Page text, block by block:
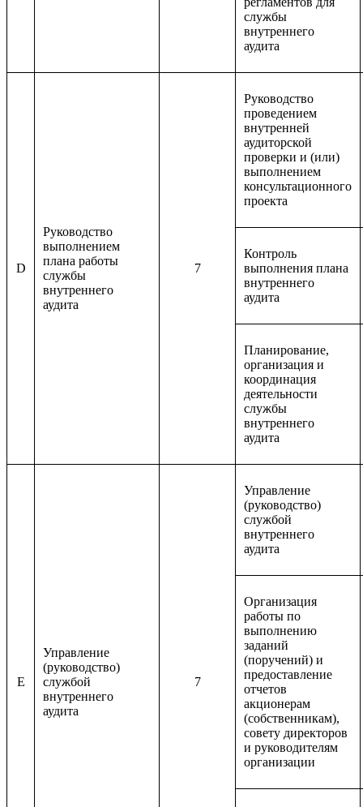
службы
внутреннего
аудита
D
Руководство
выполнением
плана работы
службы
внутреннего
аудита
7
Руководство
проведением
внутренней
аудиторской
проверки и (или)
выполнением
консультационного
проекта
Контроль
выполнения плана
внутреннего
аудита
Планирование,
организация и
координация
деятельности
службы
внутреннего
аудита
E
Управление
(руководство)
службой
внутреннего
аудита
7
Управление
(руководство)
службой
внутреннего
аудита
Организация
работы по
выполнению
заданий
(поручений) и
предоставление
отчетов
акционерам
(собственникам),
совету директоров
и руководителям
организации